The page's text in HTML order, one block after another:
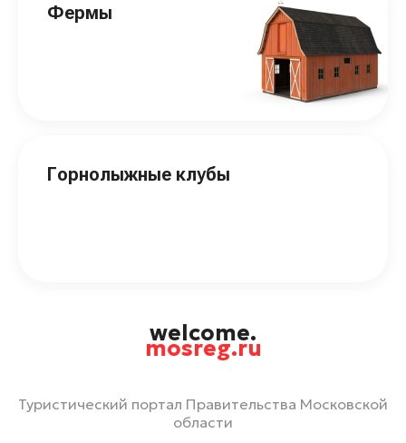
Фермы
Горнолыжные клубы
welcome.
mosreg.ru
Туристический портал Правительства Московской
области